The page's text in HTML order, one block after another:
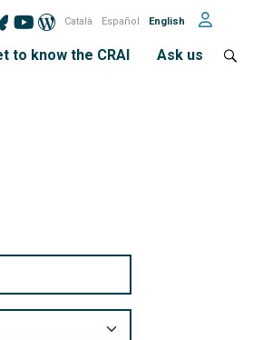
Català Español English
to know the CRAI Ask us